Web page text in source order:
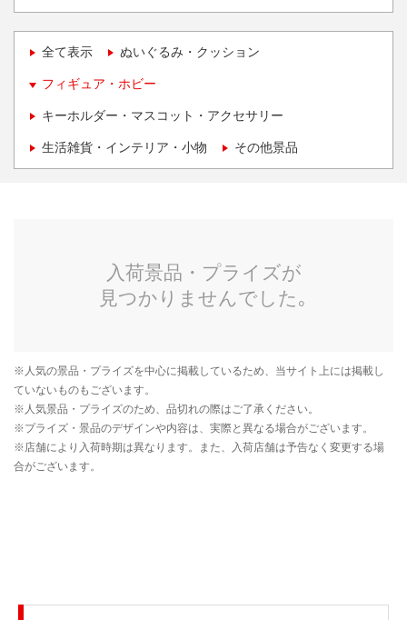
全て表示 ぬいぐるみ・クッション
フィギュア・ホビー
キーホルダー・マスコット・アクセサリー
生活雑貨・インテリア・小物 その他景品